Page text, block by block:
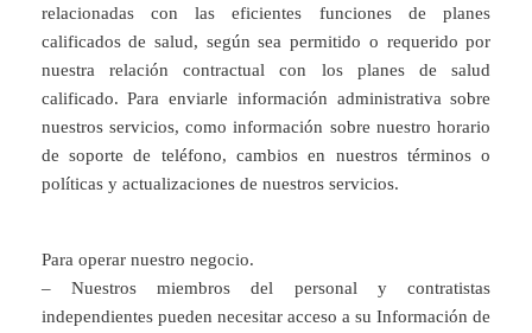
relacionadas con las eficientes funciones de planes
calificados de salud, según sea permitido o requerido por
nuestra relación contractual con los planes de salud
calificado. Para enviarle información administrativa sobre
nuestros servicios, como información sobre nuestro horario
de soporte de teléfono, cambios en nuestros términos o
políticas y actualizaciones de nuestros servicios.
Para operar nuestro negocio.
– Nuestros miembros del personal y contratistas
independientes pueden necesitar acceso a su Información de